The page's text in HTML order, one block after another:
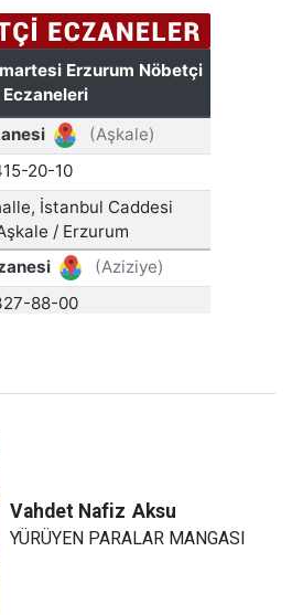
Vahdet Nafiz Aksu
YÜRÜYEN PARALAR MANGASI